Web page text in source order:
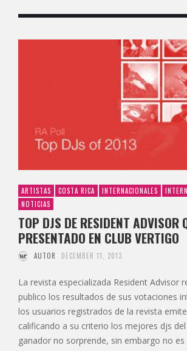
ARTISTAS COSTA RICA INTERNACIONALES
NOTICIAS
TOP DJS DE RESIDENT ADVISOR
PRESENTADO EN CLUB VERTIGO
AUTOR DECEMBER 11, 2013
La revista especializada Resident Advisor
publico los resultados de sus votaciones
los usuarios registrados de la revista
calificando a su criterio los mejores djs del
ganador no sorprende, sin embargo no